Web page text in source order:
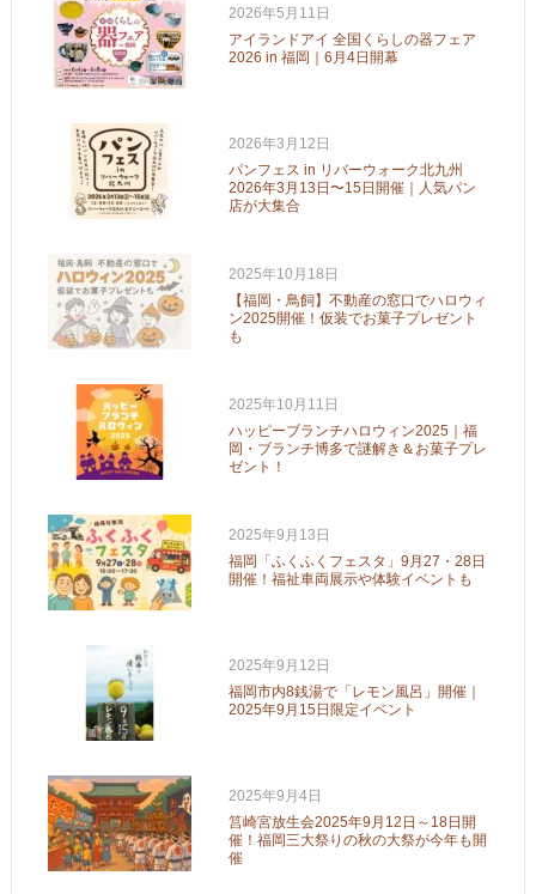
2026年5月11日
アイランドアイ 全国くらしの器フェア
2026 in 福岡｜6月4日開幕
2026年3月12日
パンフェス in リバーウォーク北九州
2026年3月13日〜15日開催｜人気パン
店が大集合
2025年10月18日
【福岡・鳥飼】不動産の窓口でハロウィ
ン2025開催！仮装でお菓子プレゼント
も
2025年10月11日
ハッピーブランチハロウィン2025｜福
岡・ブランチ博多で謎解き＆お菓子プレ
ゼント！
2025年9月13日
福岡「ふくふくフェスタ」9月27・28日
開催！福祉車両展示や体験イベントも
2025年9月12日
福岡市内8銭湯で「レモン風呂」開催｜
2025年9月15日限定イベント
2025年9月4日
筥崎宮放生会2025年9月12日～18日開
催！福岡三大祭りの秋の大祭が今年も開
催